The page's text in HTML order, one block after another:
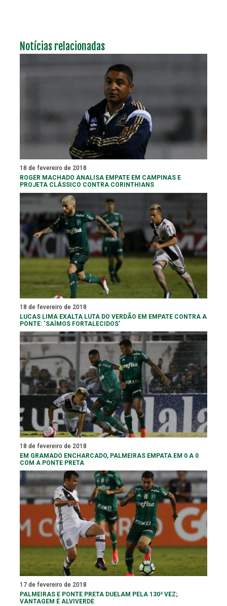
Notícias relacionadas
18 de fevereiro de 2018
ROGER MACHADO ANALISA EMPATE EM CAMPINAS E
PROJETA CLÁSSICO CONTRA CORINTHIANS
18 de fevereiro de 2018
LUCAS LIMA EXALTA LUTA DO VERDÃO EM EMPATE CONTRA A
PONTE: ‘SAÍMOS FORTALECIDOS’
18 de fevereiro de 2018
EM GRAMADO ENCHARCADO, PALMEIRAS EMPATA EM 0 A 0
COM A PONTE PRETA
17 de fevereiro de 2018
PALMEIRAS E PONTE PRETA DUELAM PELA 130ª VEZ;
VANTAGEM É ALVIVERDE